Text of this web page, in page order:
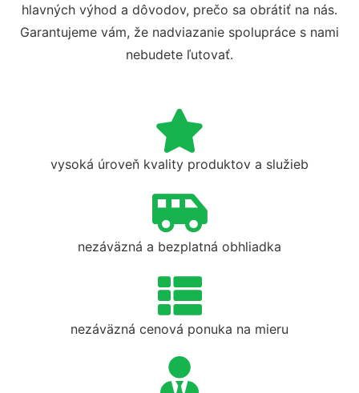
hlavných výhod a dôvodov, prečo sa obrátiť na nás.
Garantujeme vám, že nadviazanie spolupráce s nami
nebudete ľutovať.
vysoká úroveň kvality produktov a služieb
nezáväzná a bezplatná obhliadka
nezáväzná cenová ponuka na mieru